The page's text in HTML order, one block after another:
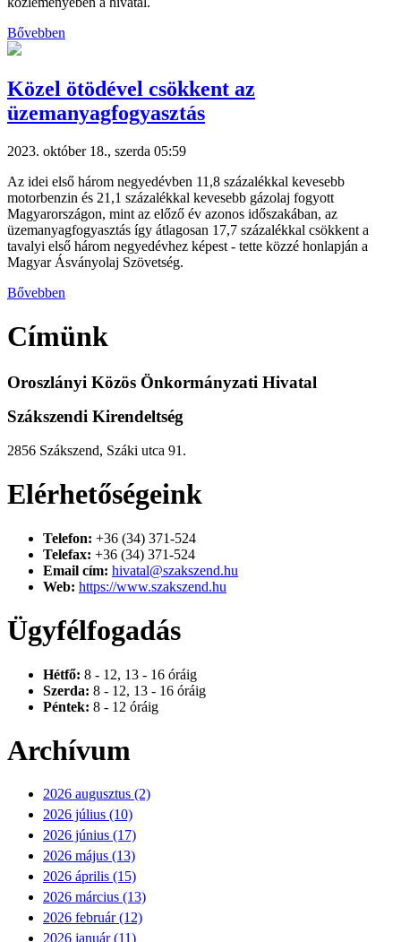
Bővebben
Közel ötödével csökkent az
üzemanyagfogyasztás
2023. október 18., szerda 05:59
Az idei első három negyedévben 11,8 százalékkal kevesebb
motorbenzin és 21,1 százalékkal kevesebb gázolaj fogyott
Magyarországon, mint az előző év azonos időszakában, az
üzemanyagfogyasztás így átlagosan 17,7 százalékkal csökkent a
tavalyi első három negyedévhez képest - tette közzé honlapján a
Magyar Ásványolaj Szövetség.
Bővebben
Címünk
Oroszlányi Közös Önkormányzati Hivatal
Szákszendi Kirendeltség
2856 Szákszend, Száki utca 91.
Elérhetőségeink
Telefon: +36 (34) 371-524
Telefax: +36 (34) 371-524
Email cím: hivatal@szakszend.hu
Web: https://www.szakszend.hu
Ügyfélfogadás
Hétfő: 8 - 12, 13 - 16 óráig
Szerda: 8 - 12, 13 - 16 óráig
Péntek: 8 - 12 óráig
Archívum
2026 augusztus (2)
2026 július (10)
2026 június (17)
2026 május (13)
2026 április (15)
2026 március (13)
2026 február (12)
2026 január (11)